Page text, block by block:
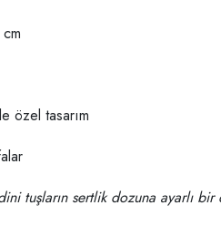
özel tasarım
tuşların sertlik dozuna ayarlı